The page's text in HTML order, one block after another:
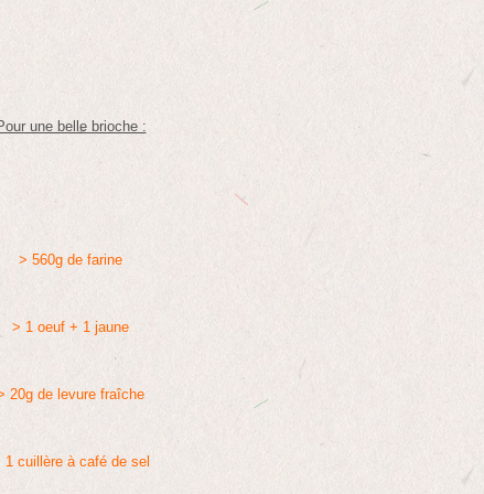
une belle brioche :
> 560g de farine
> 1 oeuf + 1 jaune
20g de levure fraîche
1 cuillère à café de sel